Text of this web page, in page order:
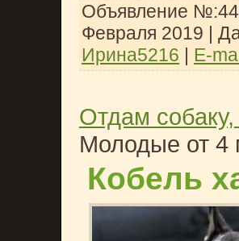
Объявление
Февраля 2019 |
Ирина5216 | E-
Отдам
Молодые от 4
Кобель